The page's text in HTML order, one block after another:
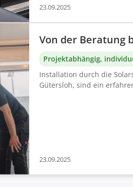
23.09.2025
Von der Beratung
Projektabhängig,
Installation durch die
Gütersloh, sind ein
23.09.2025